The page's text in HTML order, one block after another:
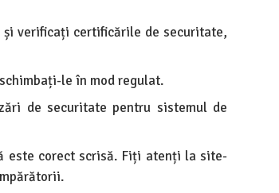
verificați certificările de securitate,
le în mod regulat.
de securitate pentru sistemul de
este corect scrisă. Fiți atenți la site-